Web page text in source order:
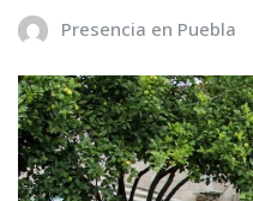
Presencia en Puebla